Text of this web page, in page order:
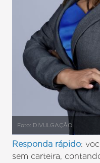
Foto: DIVULGAÇÃO
Responda rápido:
sem carteira,